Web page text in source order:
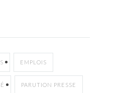
EMPLOIS
PARUTION PRESSE